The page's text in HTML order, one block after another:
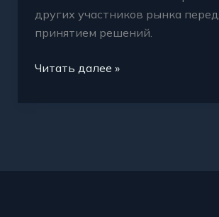
других участников рынка перед
принятием решений.
Читать далее »